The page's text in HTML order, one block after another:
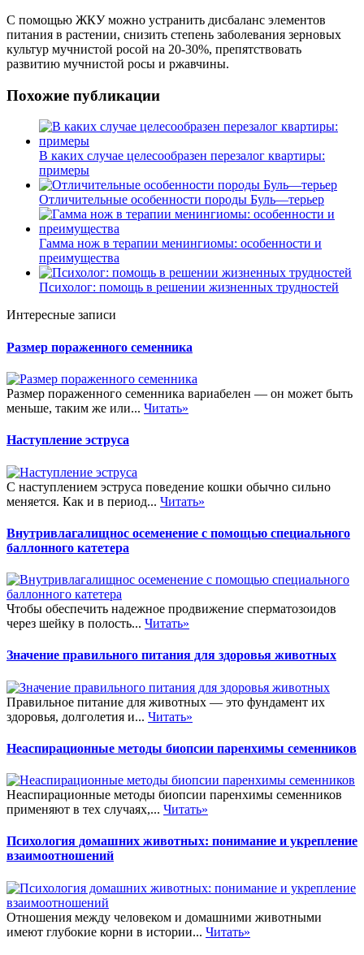
С помощью ЖКУ можно устранить дисбаланс элементов
питания в растении, снизить степень заболевания зерновых
культур мучнистой росой на 20-30%, препятствовать
развитию мучнистой росы и ржавчины.
Похожие публикации
В каких случае целесообразен перезалог квартиры:
примеры
Отличительные особенности породы Буль—терьер
Гамма нож в терапии менингиомы: особенности и
преимущества
Психолог: помощь в решении жизненных трудностей
Интересные записи
Размер пораженного семенника
Размер пораженного семенника вариабелен — он может быть
меньше, таким же или... Читать»
Наступление эструса
С наступлением эструса поведение кошки обычно сильно
меняется. Как и в период... Читать»
Внутривлагалищнос осеменение с помощью специального
баллонного катетера
Чтобы обеспечить надежное продвижение сперматозоидов
через шейку в полость... Читать»
Значение правильного питания для здоровья животных
Правильное питание для животных — это фундамент их
здоровья, долголетия и... Читать»
Неаспирационные методы биопсии паренхимы семенников
Неаспирационные методы биопсии паренхимы семенников
применяют в тех случаях,... Читать»
Психология домашних животных: понимание и укрепление
взаимоотношений
Отношения между человеком и домашними животными
имеют глубокие корни в истории... Читать»